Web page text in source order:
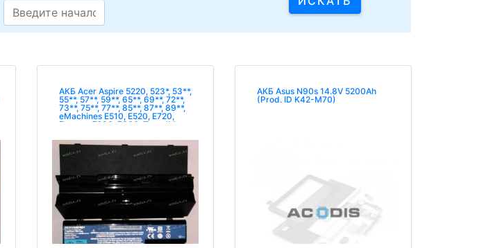
АКБ Acer Aspire 5220, 523*, 53**,
55**, 57**, 59**, 65**, 69**, 72**,
73**, 75**, 77**, 85**, 87**, 89**,
eMachines E510, E520, E720,
Extensa 7230, 7630, TravelMate
АКБ Asus N90s 14.8V 5200Ah
(Prod. ID K42-M70)